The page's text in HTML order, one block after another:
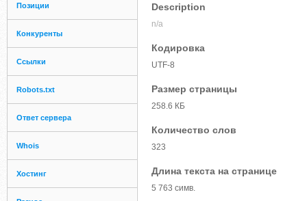
Позиции
Конкуренты
Ссылки
Robots.txt
Ответ сервера
Whois
Хостинг
Description
n/a
Кодировка
UTF-8
Размер страницы
258.6 КБ
Количество слов
323
Длина текста на странице
5 763 симв.